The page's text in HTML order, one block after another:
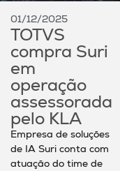
01/12/2025
TOTVS
compra Suri
em
operação
assessorada
pelo KLA
Empresa de soluções
de IA Suri conta com
atuação do time de